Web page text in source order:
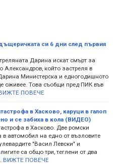
си 6 дни след първия
Дарина искат смърт за
Александров, който застреля в
Министерска и едногодишното
оживее. Това съобщи пред ПИК във
ПОВЕЧЕ
в Хасково, каруци в галоп
и се забиха в кола (ВИДЕО)
в Хасково. Две ромски
в автомобил на едно от възловите
"Васил Левски" и
са общо три, теглени от два
ВИЖТЕ ПОВЕЧЕ